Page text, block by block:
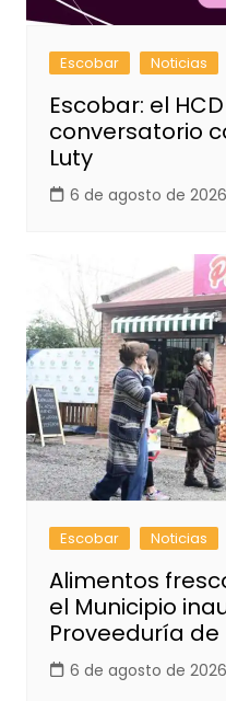
Escobar Noticias
Escobar: el
conversatorio
Luty
6 de agosto de 2026
Escobar Noticias
Alimentos
el Municipio
Proveeduría de
6 de agosto de 2026